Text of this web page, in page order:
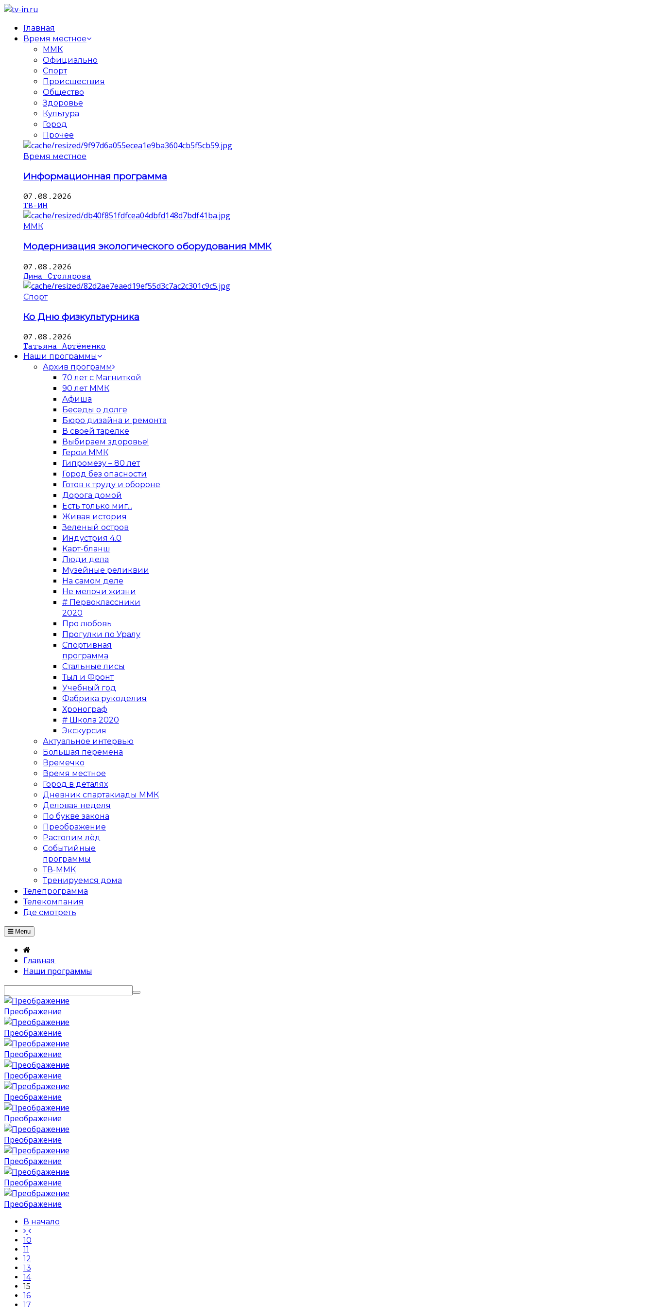
Главная
Время местное
ММК
Официально
Спорт
Происшествия
Общество
Здоровье
Культура
Город
Прочее
Время местное
Информационная программа
07.08.2026
ТВ-ИН
ММК
Модернизация экологического оборудования ММК
07.08.2026
Дина Столярова
Спорт
Ко Дню физкультурника
07.08.2026
Татьяна Артёменко
Наши программы
Архив программ
70 лет с Магниткой
90 лет ММК
Афиша
Беседы о долге
Бюро дизайна и ремонта
В своей тарелке
Выбираем здоровье!
Герои ММК
Гипромезу – 80 лет
Город без опасности
Готов к труду и обороне
Дорога домой
Есть только миг...
Живая история
Зеленый остров
Индустрия 4.0
Карт-бланш
Люди дела
Музейные реликвии
На самом деле
Не мелочи жизни
# Первоклассники
2020
Про любовь
Прогулки по Уралу
Спортивная
программа
Стальные лисы
Тыл и Фронт
Учебный год
Фабрика рукоделия
Хронограф
# Школа 2020
Экскурсия
Актуальное интервью
Большая перемена
Времечко
Время местное
Город в деталях
Дневник спартакиады ММК
Деловая неделя
По букве закона
Преображение
Растопим лёд
Событийные
программы
ТВ-ММК
Тренируемся дома
Телепрограмма
Телекомпания
Где смотреть
Menu
Главная
Наши программы
Преображение
Преображение
Преображение
Преображение
Преображение
Преображение
Преображение
Преображение
Преображение
Преображение
В начало
10
11
12
13
14
15
16
17